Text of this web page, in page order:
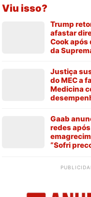
Viu isso?
Trump
afastar
Cook após
da
Justiça
do MEC a
Medicina
Gaab
redes
“Sofri